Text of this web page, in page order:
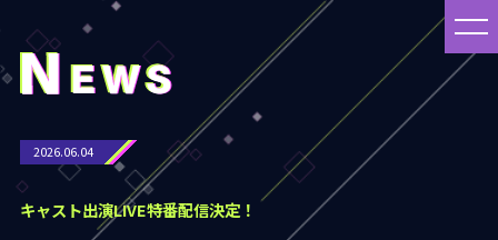
2026.06.04
キャスト出演LIVE特番配信決定！